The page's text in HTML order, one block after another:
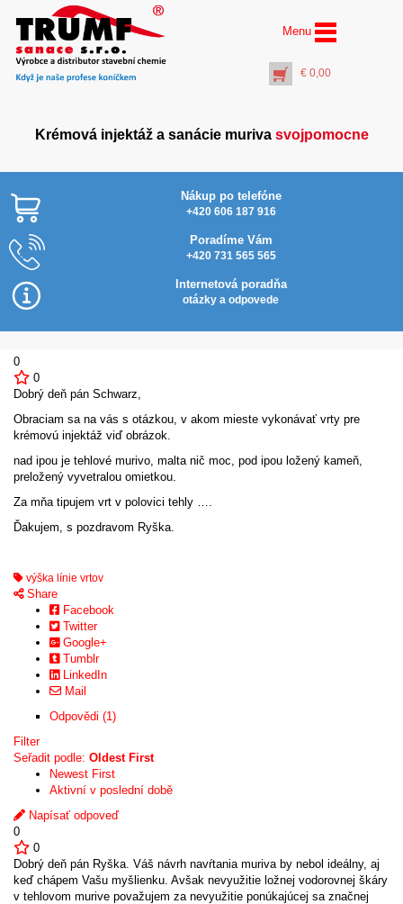
Menu
€ 0,00
Krémová injektáž a sanácie muriva svojpomocne
Nákup po telefóne
+420 606 187 916
Poradíme Vám
+420 731 565 565
Internetová poradňa
otázky a odpovede
0
0
Dobrý deň pán Schwarz,
Obraciam sa na vás s otázkou, v akom mieste vykonávať vrty pre
krémovú injektáž viď obrázok.
nad ipou je tehlové murivo, malta nič moc, pod ipou ložený kameň,
preložený vyvetralou omietkou.
Za mňa tipujem vrt v polovici tehly ….
Ďakujem, s pozdravom Ryška.
výška línie vrtov
Share
Facebook
Twitter
Google+
Tumblr
LinkedIn
Mail
Odpovědi (1)
Filter
Seřadit podle: Oldest First
Newest First
Aktivní v poslední době
Napísať odpoveď
0
0
Dobrý deň pán Ryška. Váš návrh navŕtania muriva by nebol ideálny, aj
keď chápem Vašu myšlienku. Avšak nevyužitie ložnej vodorovnej škáry
v tehlovom murive považujem za nevyužitie ponúkajúcej sa značnej
Pištoľ vytlačovacia na
kartuše 310 ml
€4,40